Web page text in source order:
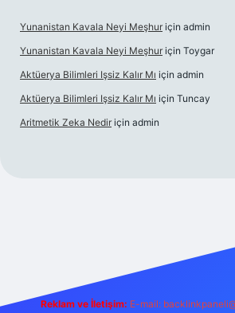
Yunanistan Kavala Neyi Meşhur için admin
Yunanistan Kavala Neyi Meşhur için Toygar
Aktüerya Bilimleri Işsiz Kalır Mı için admin
Aktüerya Bilimleri Işsiz Kalır Mı için Tuncay
Aritmetik Zeka Nedir için admin
Reklam ve İletişim: E-mail: